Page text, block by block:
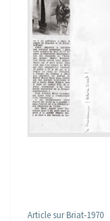
Article sur Briat-1970